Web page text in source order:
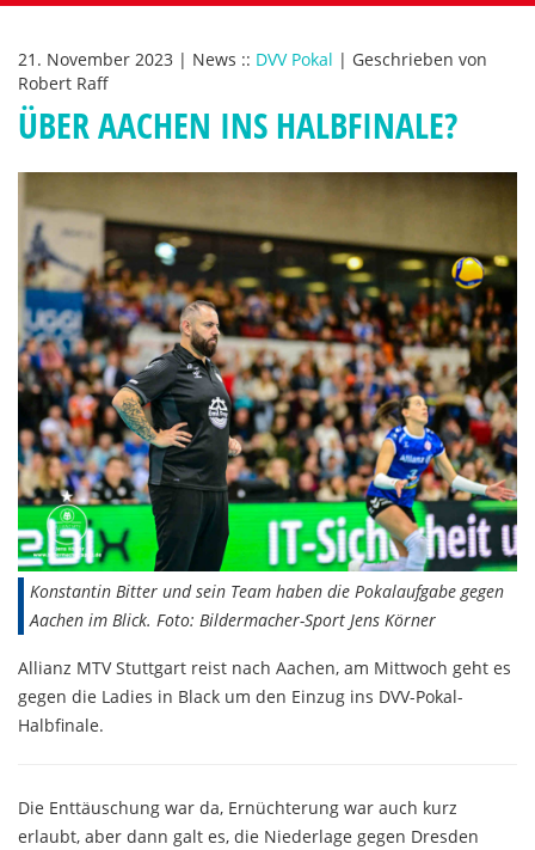
21. November 2023 | News :: DVV Pokal | Geschrieben von
Robert Raff
ÜBER AACHEN INS HALBFINALE?
Konstantin Bitter und sein Team haben die Pokalaufgabe gegen
Aachen im Blick. Foto: Bildermacher-Sport Jens Körner
Allianz MTV Stuttgart reist nach Aachen, am Mittwoch geht es
gegen die Ladies in Black um den Einzug ins DVV-Pokal-
Halbfinale.
Die Enttäuschung war da, Ernüchterung war auch kurz
erlaubt, aber dann galt es, die Niederlage gegen Dresden